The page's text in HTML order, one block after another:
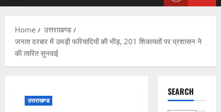
Home
उत्तराखण्ड
जनता दरबार में उमड़ी फरियादियों की भीड़, 201 शिकायतों पर प्रशासन ने
की त्वरित सुनवाई
उत्तराखण्ड
SEARCH